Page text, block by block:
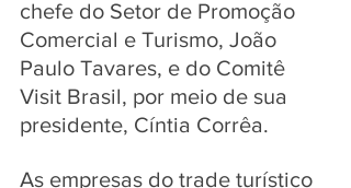
chefe do Setor de Promoção
Comercial e Turismo, João
Paulo Tavares, e do Comitê
Visit Brasil, por meio de sua
presidente, Cíntia Corrêa.
As empresas do trade turístico